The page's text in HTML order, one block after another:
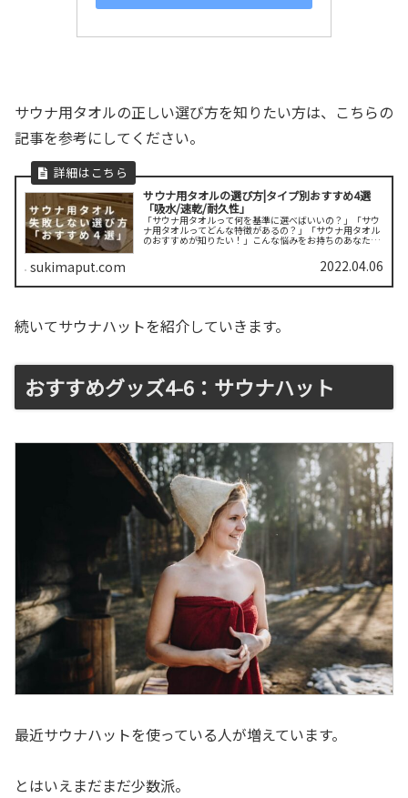
サウナ用タオルの正しい選び方を知りたい方は、こちらの
記事を参考にしてください。
サウナ用タオルの選び方|タイプ別おすすめ4選
「吸水/速乾/耐久性」
「サウナ用タオルって何を基準に選べばいいの？」「サウ
ナ用タオルってどんな特徴があるの？」「サウナ用タオル
のおすすめが知りたい！」こんな悩みをお持ちのあなた。
タオルは旅行の記念やお土産の定番アイテム。ちなみにタ
sukimaput.com 2022.04.06
続いてサウナハットを紹介していきます。
おすすめグッズ4-6：サウナハット
最近サウナハットを使っている人が増えています。
とはいえまだまだ少数派。